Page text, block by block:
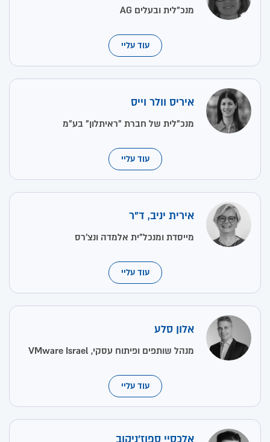
מנכ"לית ובעלים AG
עוד עליי
איריס וולר וייס
מנכ"לית של חברת "ראיתלון" בע"מ
עוד עליי
אירית יניב, ד"ר
מייסדת ומנכל"ית אלמדה ונצ’רס
עוד עליי
אלון סלע
מנהל שותפים ופיתוח עסקי, VMware Israel
עוד עליי